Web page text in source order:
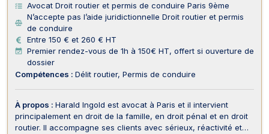
Avocat Droit routier et permis de conduire Paris 9ème
N’accepte pas l’aide juridictionnelle Droit routier et permis
de conduire
Entre 150 € et 260 € HT
Premier rendez-vous de 1h à 150€ HT, offert si ouverture de
dossier
Compétences : Délit routier Permis de conduire
À propos : Harald Ingold est avocat à Paris et il intervient
principalement en droit de la famille, en droit pénal et en droit
routier. Il accompagne ses clients avec sérieux, réactivité et